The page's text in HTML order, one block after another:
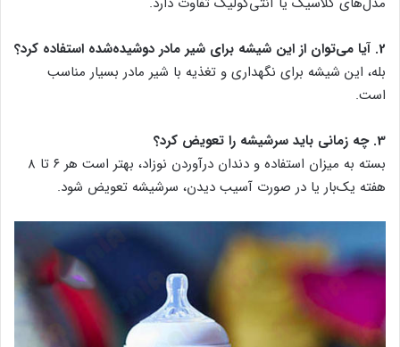
2. آیا می‌توان از این شیشه برای شیر مادر دوشیده‌شده استفاده کرد؟
بله، این شیشه برای نگهداری و تغذیه با شیر مادر بسیار مناسب
است.
3. چه زمانی باید سرشیشه را تعویض کرد؟
بسته به میزان استفاده و دندان درآوردن نوزاد، بهتر است هر ۶ تا ۸
هفته یک‌بار یا در صورت آسیب دیدن، سرشیشه تعویض شود.